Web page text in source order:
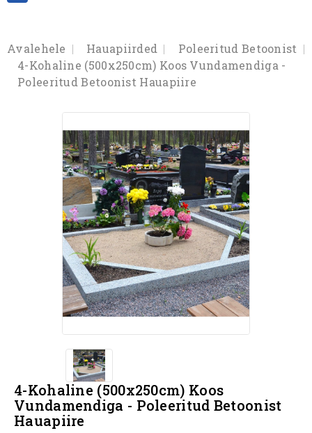
Avalehele Hauapiirded
Poleeritud Betoonist
4-Kohaline (500x250cm) Koos Vundamendiga -
Poleeritud Betoonist Hauapiire
4-Kohaline (500x250cm) Koos
Vundamendiga - Poleeritud Betoonist
Hauapiire